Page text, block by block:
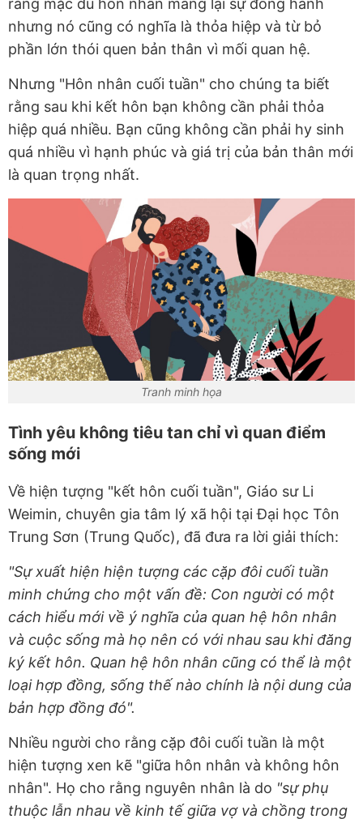
rằng mặc dù hôn nhân mang lại sự đồng hành
nhưng nó cũng có nghĩa là thỏa hiệp và từ bỏ
phần lớn thói quen bản thân vì mối quan hệ.
Nhưng "Hôn nhân cuối tuần" cho chúng ta biết
rằng sau khi kết hôn bạn không cần phải thỏa
hiệp quá nhiều. Bạn cũng không cần phải hy sinh
quá nhiều vì hạnh phúc và giá trị của bản thân mới
là quan trọng nhất.
Tranh minh họa
Tình yêu không tiêu tan chỉ vì quan điểm
sống mới
Về hiện tượng "kết hôn cuối tuần", Giáo sư Li
Weimin, chuyên gia tâm lý xã hội tại Đại học Tôn
Trung Sơn (Trung Quốc), đã đưa ra lời giải thích:
"Sự xuất hiện hiện tượng các cặp đôi cuối tuần
minh chứng cho một vấn đề: Con người có một
cách hiểu mới về ý nghĩa của quan hệ hôn nhân
và cuộc sống mà họ nên có với nhau sau khi đăng
ký kết hôn. Quan hệ hôn nhân cũng có thể là một
loại hợp đồng, sống thế nào chính là nội dung của
bản hợp đồng đó".
Nhiều người cho rằng cặp đôi cuối tuần là một
hiện tượng xen kẽ "giữa hôn nhân và không hôn
nhân". Họ cho rằng nguyên nhân là do "sự phụ
thuộc lẫn nhau về kinh tế giữa vợ và chồng trong